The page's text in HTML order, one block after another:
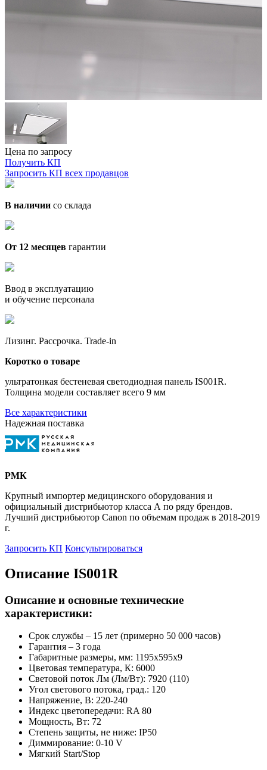
Цена по запросу
Получить КП
Запросить КП всех продавцов
В наличии со склада
От 12 месяцев гарантии
Ввод в эксплуатацию
и обучение персонала
Лизинг. Рассрочка. Trade-in
Коротко о товаре
ультратонкая бестеневая светодиодная панель IS001R.
Толщина модели составляет всего 9 мм
Все характеристики
Надежная поставка
РМК
Крупный импортер медицинского оборудования и
официальный дистрибьютор класса А по ряду брендов.
Лучший дистрибьютор Canon по объемам продаж в 2018-2019
г.
Запросить КП Консультироваться
Описание IS001R
Описание и основные технические
характеристики:
Срок службы – 15 лет (примерно 50 000 часов)
Гарантия – 3 года
Габаритные размеры, мм: 1195x595x9
Цветовая температура, К: 6000
Световой поток Лм (Лм/Вт): 7920 (110)
Угол светового потока, град.: 120
Напряжение, В: 220-240
Индекс цветопередачи: RA 80
Мощность, Вт: 72
Степень защиты, не ниже: IP50
Диммирование: 0-10 V
Мягкий Start/Stop